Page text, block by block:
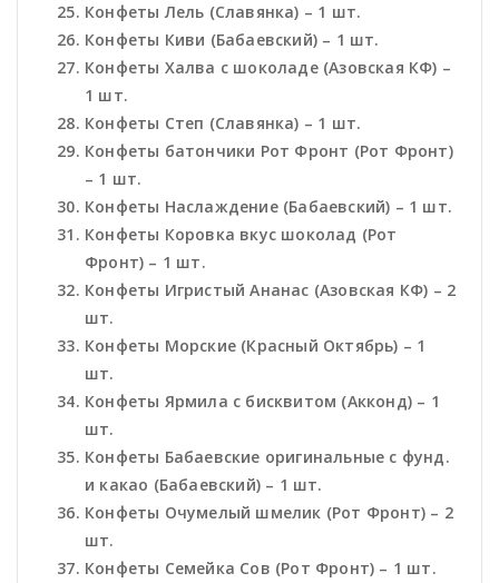
Конфеты Лель (Славянка) – 1 шт.
Конфеты Киви (Бабаевский) – 1 шт.
Конфеты Халва с шоколаде (Азовская КФ) –
1 шт.
Конфеты Степ (Славянка) – 1 шт.
Конфеты батончики Рот Фронт (Рот Фронт)
– 1 шт.
Конфеты Наслаждение (Бабаевский) – 1 шт.
Конфеты Коровка вкус шоколад (Рот
Фронт) – 1 шт.
Конфеты Игристый Ананас (Азовская КФ) – 2
шт.
Конфеты Морские (Красный Октябрь) – 1
шт.
Конфеты Ярмила с бисквитом (Акконд) – 1
шт.
Конфеты Бабаевские оригинальные с фунд.
и какао (Бабаевский) – 1 шт.
Конфеты Очумелый шмелик (Рот Фронт) – 2
шт.
Конфеты Семейка Сов (Рот Фронт) – 1 шт.